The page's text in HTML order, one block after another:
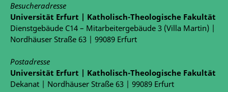
Besucheradresse
Universität Erfurt | Katholisch-Theologische Fakultät
Dienstgebäude C14 – Mitarbeitergebäude 3 (Villa Martin) |
Nordhäuser Straße 63 | 99089 Erfurt
Postadresse
Universität Erfurt | Katholisch-Theologische Fakultät
Dekanat | Nordhäuser Straße 63 | 99089 Erfurt